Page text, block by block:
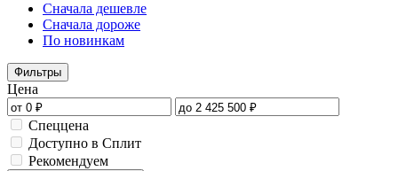
Сначала дешевле
Сначала дороже
По новинкам
Фильтры
Цена
Спеццена
Доступно в Сплит
Рекомендуем